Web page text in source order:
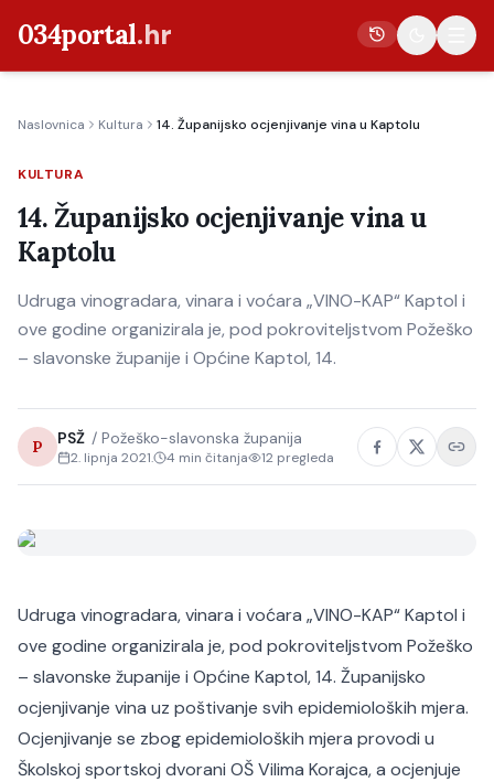
034portal.hr
Crna kronika
Poljoprivreda
Politika
Gospodarstvo
Život
Naslovnica Kultura 14. Županijsko ocjenjivanje vina u Kaptolu
KULTURA
14. Županijsko ocjenjivanje vina u
Kaptolu
Udruga vinogradara, vinara i voćara „VINO-KAP“ Kaptol i
ove godine organizirala je, pod pokroviteljstvom Požeško
– slavonske županije i Općine Kaptol, 14.
P PSŽ / Požeško-slavonska županija
2. lipnja 2021. 4 min čitanja 12 pregleda
Udruga vinogradara, vinara i voćara „VINO-KAP“ Kaptol i
ove godine organizirala je, pod pokroviteljstvom Požeško
– slavonske županije i Općine Kaptol, 14. Županijsko
ocjenjivanje vina uz poštivanje svih epidemioloških mjera.
Ocjenjivanje se zbog epidemioloških mjera provodi u
Školskoj sportskoj dvorani OŠ Vilima Korajca, a ocjenjuje